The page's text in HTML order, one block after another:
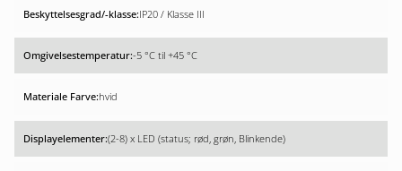
IP20 / Klasse III
-5 °C til +45 °C
hvid
(2-8) x LED (status; rød, grøn, Blinkende)